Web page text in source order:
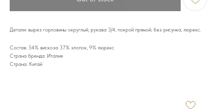
Детали: вырез горловины округлый, рукава 3/4, покрой прямой, без рисунка, люрекс.
Состав: 54% вискоза 37% хлопок, 9% люрекс
Страна бренда: Италия
Страна: Китай